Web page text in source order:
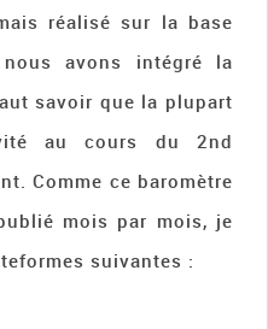
réalisé sur la base
avons intégré la
savoir que la plupart
au cours du 2nd
Comme ce baromètre
mois par mois, je
suivantes :